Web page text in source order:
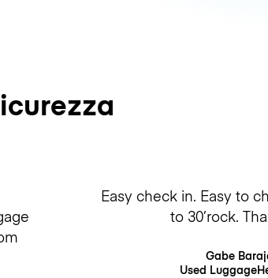
Easy check in. Easy to
to 30’rock.
Gabe
Used